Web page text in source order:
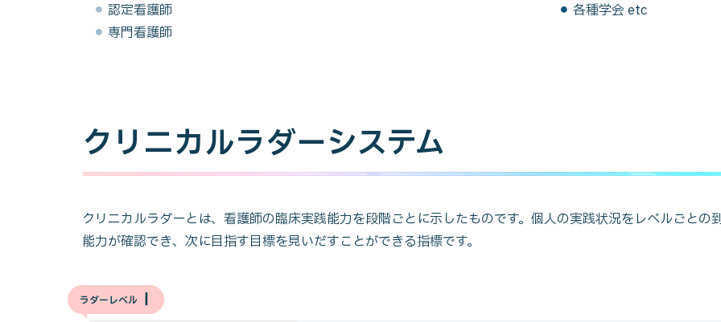
認定看護師
専門看護師
各種学会 etc
クリニカルラダーシステム
クリニカルラダーとは、看護師の臨床実践能力を段階ごとに示したものです。個人の実践状況をレベルごと
能力が確認でき、次に目指す目標を見いだすことができる指標です。
ラダーレベル Ⅰ